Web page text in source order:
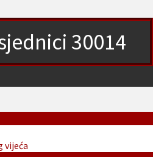
30014
vijeća